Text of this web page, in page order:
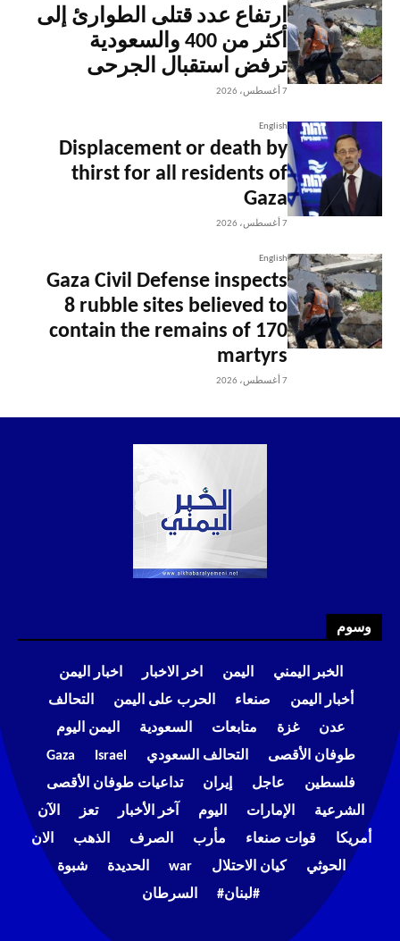
ارتفاع عدد قتلى الطوارئ إلى
أكثر من 400 والسعودية
ترفض استقبال الجرحى
7 أغسطس، 2026
English
Displacement or death by
thirst for all residents of
Gaza
7 أغسطس، 2026
English
Gaza Civil Defense inspects
8 rubble sites believed to
contain the remains of 170
martyrs
7 أغسطس، 2026
وسوم
الخبر اليمني اليمن اخر الاخبار
اخبار اليمن
أخبار اليمن
صنعاء الحرب على اليمن
التحالف
عدن
غزة متابعات السعودية
اليمن اليوم
طوفان الأقصى
التحالف السعودي Israel
Gaza
فلسطين
عاجل إيران
تداعيات طوفان الأقصى
الشرعية
الإمارات اليوم آخر الأخبار تعز
الآن
أمريكا
قوات صنعاء مأرب الصرف الذهب
الان
الحوثي
كيان الاحتلال war الحديدة
شبوة
#لبنان#
السرطان